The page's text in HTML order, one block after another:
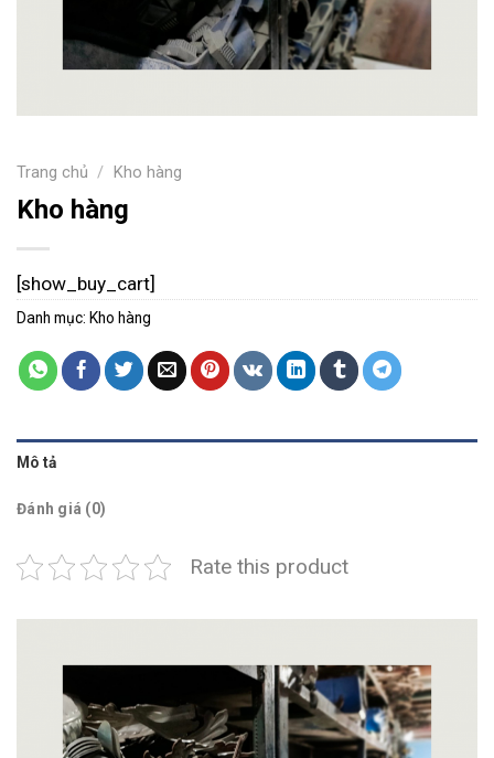
Trang chủ / Kho hàng
Kho hàng
[show_buy_cart]
Danh mục: Kho hàng
Mô tả
Đánh giá (0)
Rate this product